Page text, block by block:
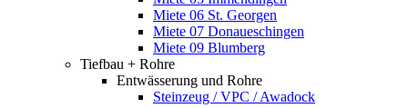
Miete 06 St. Georgen
Miete 07 Donaueschingen
Miete 09 Blumberg
Tiefbau + Rohre
Entwässerung und Rohre
Steinzeug / VPC / Awadock